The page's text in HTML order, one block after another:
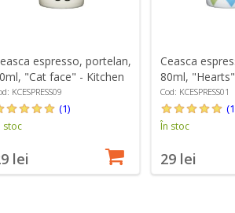
espresso, portelan,
"Cat face" - Kitchen
KCESPRESS09
(1)
stoc
lei
Ceasca
80ml,
Craft
Cod: KCESPRESS01
În stoc
29 lei